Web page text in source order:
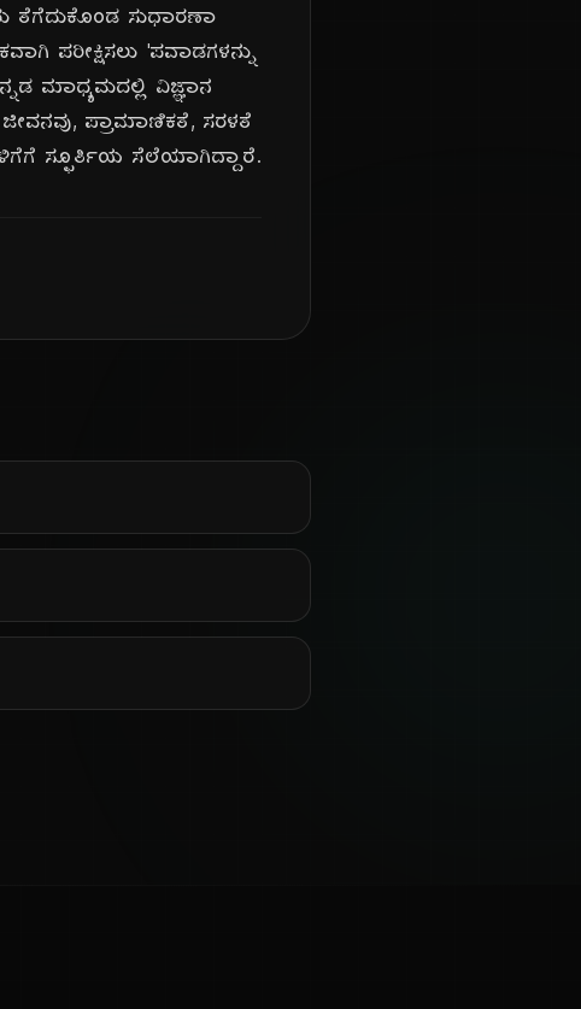
ತೆಗೆದುಕೊಂಡ ಸುಧಾರಣಾ
ಪರೀಕ್ಷಿಸಲು 'ಪವಾಡಗಳನ್ನು
ಮಾಧ್ಯಮದಲ್ಲಿ ವಿಜ್ಞಾನ
ಜೀವನವು, ಪ್ರಾಮಾಣಿಕತೆ, ಸರಳತೆ
ಸ್ಫೂರ್ತಿಯ ಸೆಲೆಯಾಗಿದ್ದಾರೆ.